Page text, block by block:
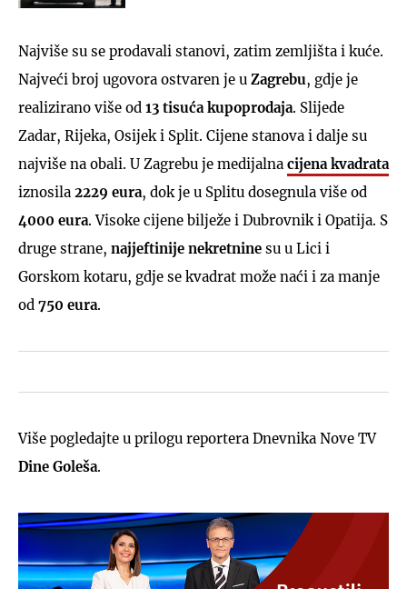
Najviše su se prodavali stanovi, zatim zemljišta i kuće.
Najveći broj ugovora ostvaren je u Zagrebu, gdje je
realizirano više od 13 tisuća kupoprodaja. Slijede
Zadar, Rijeka, Osijek i Split. Cijene stanova i dalje su
najviše na obali. U Zagrebu je medijalna cijena kvadrata
iznosila 2229 eura, dok je u Splitu dosegnula više od
4000 eura. Visoke cijene bilježe i Dubrovnik i Opatija. S
druge strane, najjeftinije nekretnine su u Lici i
Gorskom kotaru, gdje se kvadrat može naći i za manje
od 750 eura.
Više pogledajte u prilogu reportera Dnevnika Nove TV
Dine Goleša.